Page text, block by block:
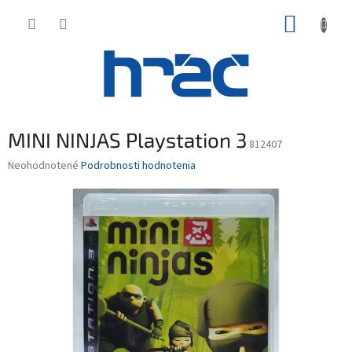
MINI NINJAS Playstation 3 812407
Priemerné
Neohodnotené Podrobnosti hodnotenia